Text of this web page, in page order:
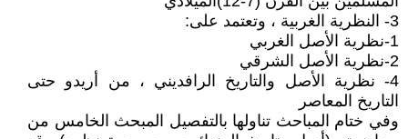
3- النظرية الغربية ، وتعتمد على:
1-نظرية الأصل الغربي
2-نظرية الأصل الشرقي
4- نظرية الأصل والتاريخ الرافديني ، من أريدو حتى
التاريخ المعاصر
وفي ختام المباحث تناولها بالتفصيل المبحث الخامس من